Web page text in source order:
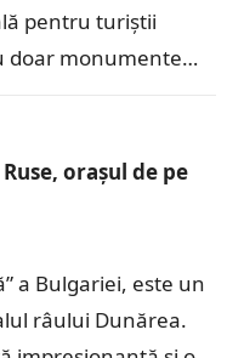
pentru turiștii
doar monumente
orașul de pe
a Bulgariei, este un
râului Dunărea.